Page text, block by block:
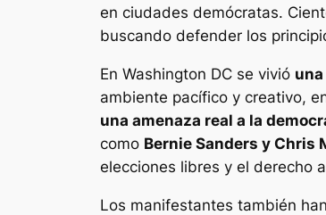
en ciudades demócratas.
buscando defender los
En Washington DC se vivió
ambiente pacífico y creativo,
una amenaza real a la
como Bernie Sanders y Chris
elecciones libres y el derecho
Los manifestantes también